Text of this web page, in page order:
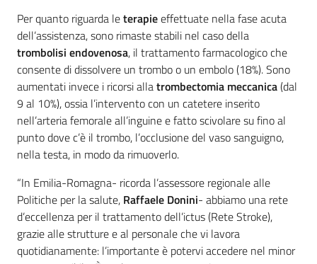
Per quanto riguarda leterapieeffettuate nella fase acuta
dell’assistenza, sono rimaste stabili nel caso della
trombolisi endovenosa, il trattamento farmacologico che
consente di dissolvere un trombo o un embolo (18%). Sono
aumentati invece i ricorsi allatrombectomia meccanica(dal
9 al 10%), ossia l’intervento con un catetere inserito
nell’arteria femorale all’inguine e fatto scivolare su fino al
punto dove c’è il trombo, l’occlusione del vaso sanguigno,
nella testa, in modo da rimuoverlo.
“In Emilia-Romagna- ricorda l’assessore regionale alle
Politiche per la salute, Raffaele Donini- abbiamo una rete
d’eccellenza per il trattamento dell’ictus (Rete Stroke),
grazie alle strutture e al personale che vi lavora
quotidianamente: l’importante è potervi accedere nel minor